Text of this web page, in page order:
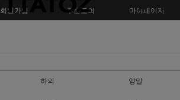
회원가입 주문조회 마이페이지
하의 양말